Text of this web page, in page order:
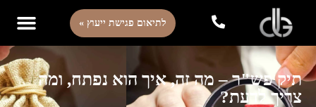
לתיאום פגישת ייעוץ »
תיק פש"ר – מה זה, איך הוא נפתח, ומה
צריך לדעת?